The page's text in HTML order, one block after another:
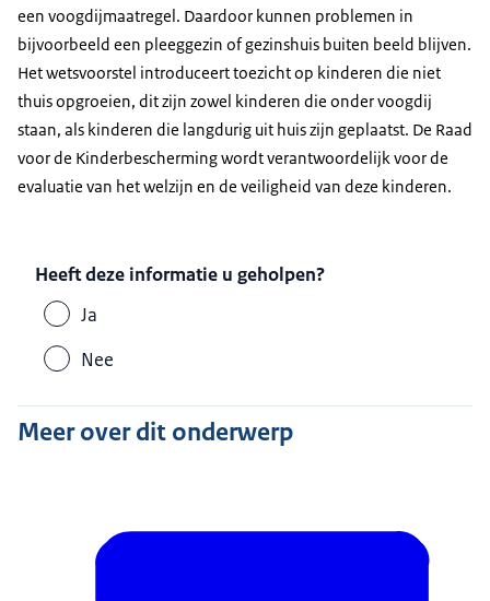
een voogdijmaatregel. Daardoor kunnen problemen in
bijvoorbeeld een pleeggezin of gezinshuis buiten beeld blijven.
Het wetsvoorstel introduceert toezicht op kinderen die niet
thuis opgroeien, dit zijn zowel kinderen die onder voogdij
staan, als kinderen die langdurig uit huis zijn geplaatst. De Raad
voor de Kinderbescherming wordt verantwoordelijk voor de
evaluatie van het welzijn en de veiligheid van deze kinderen.
Heeft deze informatie u geholpen?
Ja
Nee
Meer over dit onderwerp